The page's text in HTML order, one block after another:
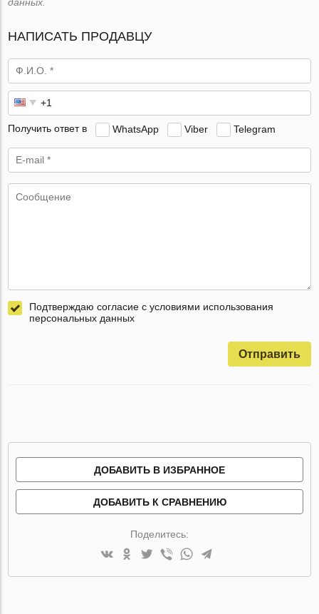
НАПИСАТЬ ПРОДАВЦУ
Получить ответ в WhatsApp Viber Telegram
Подтверждаю согласие с условиями использования
персональных данных
Отправить
ДОБАВИТЬ В ИЗБРАННОЕ
ДОБАВИТЬ К СРАВНЕНИЮ
Поделитесь: